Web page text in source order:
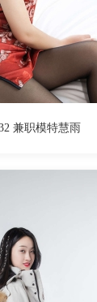
2000 阅读
兼职模特慧雨